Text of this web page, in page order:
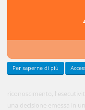
riconoscimento,
una decisione emessa in
Per saperne di più